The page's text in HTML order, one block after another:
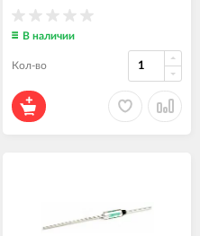
В наличии
Кол-во